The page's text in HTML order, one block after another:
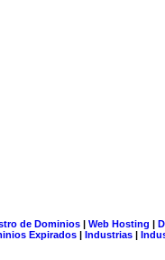
de Dominios| Web Hosting |
Expirados | Industrias |